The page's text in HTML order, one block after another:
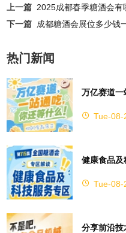
上一篇 2025成都春季糖酒会有
下一篇 成都糖酒会展位多少钱
热门新闻
Tue-08-
Tue-08-